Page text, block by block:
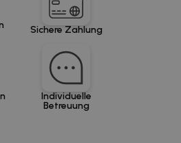
Sichere Zahlung
Individuelle
Betreuung